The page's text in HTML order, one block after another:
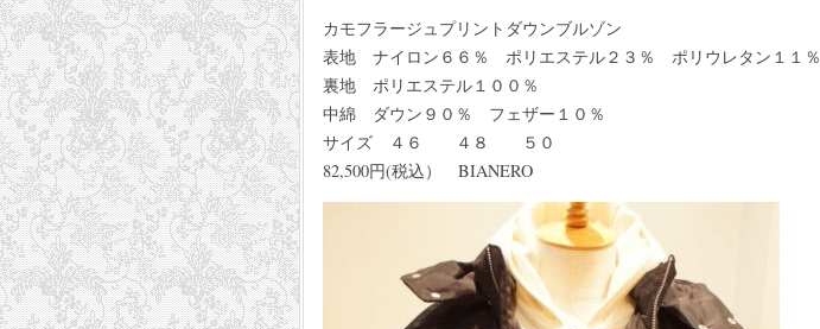
カモフラージュプリントダウンブルゾン
表地 ナイロン６６％ ポリエステル２３％ ポリウレタン１１％
裏地 ポリエステル１００％
中綿 ダウン９０％ フェザー１０％
サイズ ４６ ４８ ５０
82,500円(税込） BIANERO